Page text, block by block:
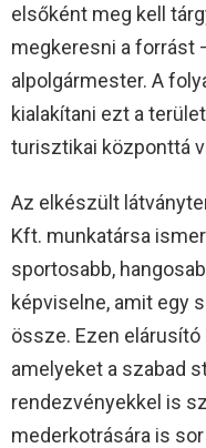
elsőként meg kell
megkeresni a forrást
alpolgármester. A
kialakítani ezt a
turisztikai központtá
Az elkészült
Kft. munkatársa
sportosabb,
képviselne, amit egy
össze. Ezen
amelyeket a szabad
rendezvényekkel is
mederkotrására is